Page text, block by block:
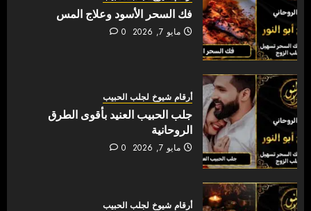
فك السحر الأسود وعلاج المس
مايو 7, 2026 0
أرقام شيوخ لجلب الحبيب
جلب الحبيب العنيد بأقوى الطرق
الروحانية
مايو 7, 2026 0
أرقام شيوخ لجلب الحبيب